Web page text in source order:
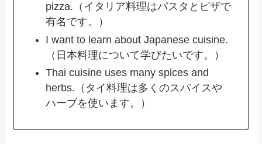
pizza.（イタリア料理はパスタとピザで
有名です。）
I want to learn about Japanese cuisine.
（日本料理について学びたいです。）
Thai cuisine uses many spices and
herbs.（タイ料理は多くのスパイスや
ハーブを使います。）